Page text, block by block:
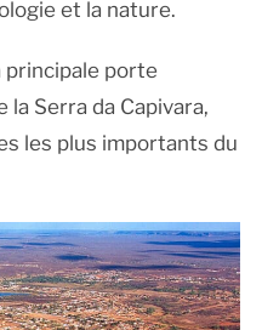
et la nature.
principale porte
la Serra da Capivara,
les plus importants du